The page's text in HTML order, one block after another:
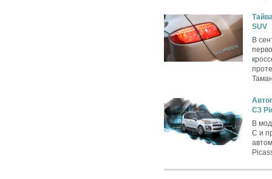
SUV
В
C3
В
C и